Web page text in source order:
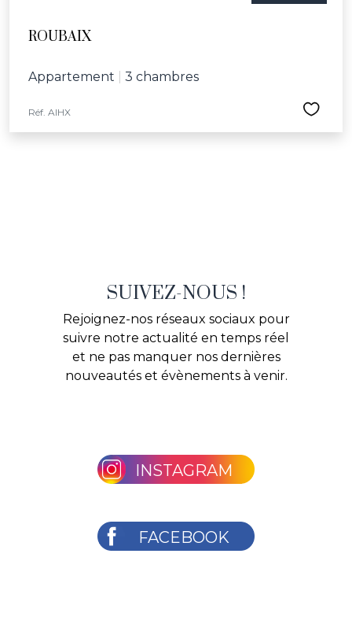
ROUBAIX
Appartement 3 chambres
Réf. AIHX
SUIVEZ-NOUS !
Rejoignez-nos réseaux sociaux pour
suivre notre actualité en temps réel
et ne pas manquer nos dernières
nouveautés et évènements à venir.
INSTAGRAM
FACEBOOK